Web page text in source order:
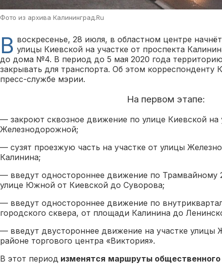
Фото из архива Калининград.Ru
В воскресенье, 28 июля, в областном центре
улицы Киевской на участке от проспекта
до дома №4. В период до 5 мая 2020 года
закрывать для транспорта. Об этом корреспонденту
пресс-службе мэрии.
На первом этапе:
— закроют сквозное движение по улице Киевской
Железнодорожной;
— сузят проезжую часть на участке от улицы
Калинина;
— введут одностороннее движение по Трамвайному
улице Южной от Киевской до Суворова;
— введут одностороннее движение по
городского сквера, от площади Калинина до
— введут двустороннее движение на участке улицы
районе торгового центра «Виктория».
В этот период изменятся маршруты общественного